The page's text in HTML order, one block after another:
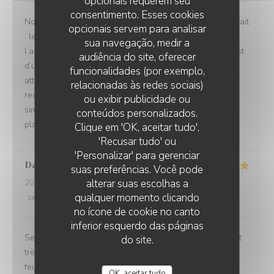
consentimento. Esses cookies
opcionais servem para analisar
sua navegação, medir a
audiência do site, oferecer
funcionalidades (por exemplo,
relacionadas às redes sociais)
ou exibir publicidade ou
conteúdos personalizados.
Clique em 'OK, aceitar tudo',
'Recusar tudo' ou
'Personalizar' para gerenciar
suas preferências. Você pode
alterar suas escolhas a
qualquer momento clicando
no ícone de cookie no canto
inferior esquerdo das páginas
do site.
Nous avons passé un excellent moment ! Tout était parfait
: les repas étaient délicieux, le service irréprochable, et
l’accueil d’une chaleur exceptionnelle. Toute l’équipe est
d’une grande gentillesse, avec de nombreuses petites
attentions qui font vraiment la différence. Nous
recommandons cet établissement à 100 % ! C’est tout
simplement topissime. Nous reviendrons avec grand
plaisir !
David
2026-08-04
- 12:30 - guests 5
service
ambience: 5/5 menu:5 /5 quality_price
Service impeccable et convivial. Nourriture excellente et
très copieuse. Je recommande particulièrement le mille
feuille à la crème noisette-vanille. Un délice 😋